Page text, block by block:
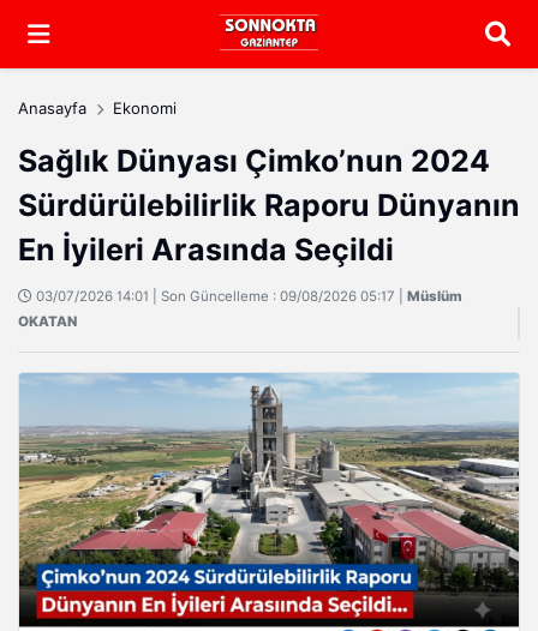
Arama
Anasayfa Ekonomi
Sağlık Dünyası Çimko’nun 2024
Sürdürülebilirlik Raporu Dünyanın
En İyileri Arasında Seçildi
03/07/2026 14:01 | Son Güncelleme : 09/08/2026 05:17 | Müslüm
OKATAN